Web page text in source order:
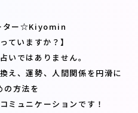
ター☆Kiyomin
ていますか？】
いではありません。
え、運勢、人間関係を円滑に
の方法を
ミュニケーションです！